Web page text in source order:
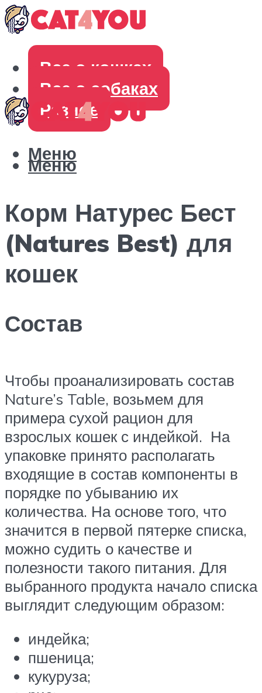
Все о кошках
Все о собаках
Разное
Меню
Меню
Корм Натурес Бест
(Natures Best) для
кошек
Состав
Чтобы проанализировать состав
Nature’s Table, возьмем для
примера сухой рацион для
взрослых кошек с индейкой. На
упаковке принято располагать
входящие в состав компоненты в
порядке по убыванию их
количества. На основе того, что
значится в первой пятерке списка,
можно судить о качестве и
полезности такого питания. Для
выбранного продукта начало списка
выглядит следующим образом:
индейка;
пшеница;
кукуруза;